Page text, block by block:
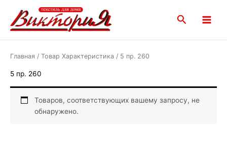
содержимому
Поиск
Menu
Главная / Товар Характеристика / 5 пр. 260
5 пр. 260
Товаров, соответствующих вашему запросу, не
обнаружено.